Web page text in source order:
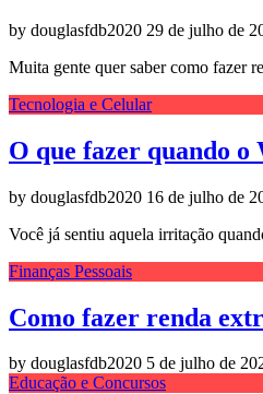
by douglasfdb2020 29 de julho de
Muita gente quer saber como fazer
Tecnologia e Celular
O que fazer quando
by douglasfdb2020 16 de julho de
Você já sentiu aquela irritação
Finanças Pessoais
Como fazer renda
by douglasfdb2020 5 de julho de
Educação e Concursos